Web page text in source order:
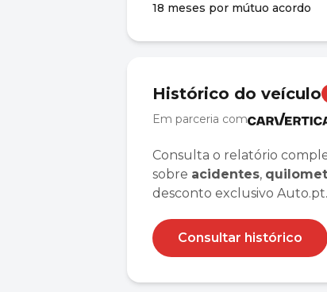
18 meses por mútuo acordo
Histórico do veículo
Em parceria com
Consulta o relatório
sobre acidentes,
desconto exclusivo Auto.pt.
Consultar histórico